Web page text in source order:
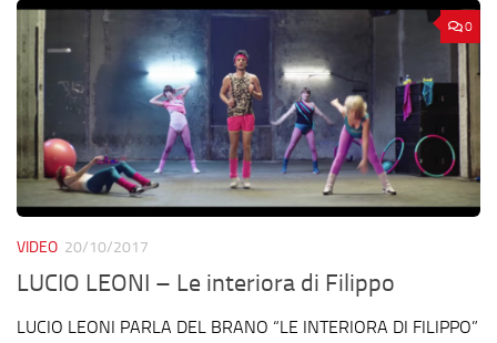
0
VIDEO 20/10/2017
LUCIO LEONI – Le interiora di Filippo
LUCIO LEONI PARLA DEL BRANO “LE INTERIORA DI FILIPPO”